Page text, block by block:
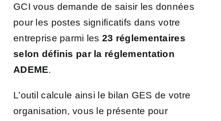
GCI vous demande de saisir les données
pour les postes significatifs dans votre
entreprise parmi les 23 réglementaires
selon définis par la réglementation
ADEME.
L’outil calcule ainsi le bilan GES de votre
organisation, vous le présente pour